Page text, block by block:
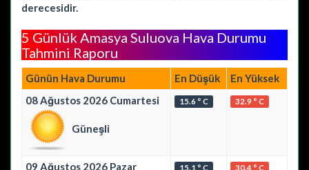
derecesidir.
5 Günlük Amasya Suluova Hava Durumu
Tahmini Raporu
Günün Hava Durumu En Düşük
En Yüksek
08 Ağustos 2026 Cumartesi
Güneşli
15.6 ° C 32.9 ° C
09 Ağustos 2026 Pazar 15.1 ° C 30.4 ° C